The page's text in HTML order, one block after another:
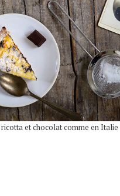
et chocolat comme en Italie